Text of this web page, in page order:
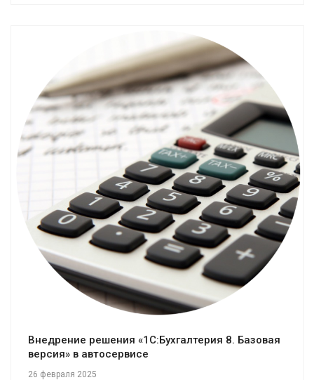
Смотреть проект
Внедрение решения «1С:Бухгалтерия 8. Базовая
версия» в автосервисе
26 февраля 2025